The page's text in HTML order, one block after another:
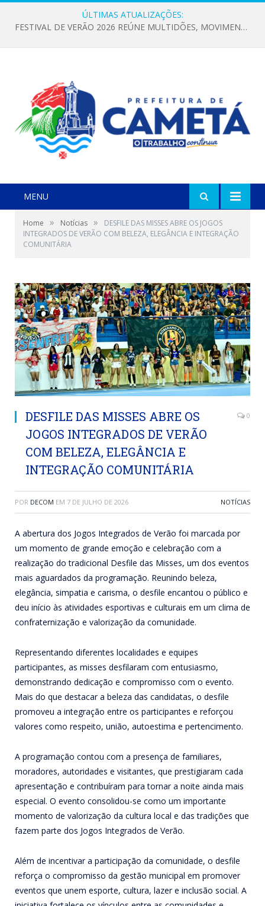
ÚLTIMAS ATUALIZAÇÕES:
FESTIVAL DE VERÃO 2026 REÚNE MULTIDÕES, MOVIMENTA A ECONOMIA E FORTALECE A CULTURA LOCAL
MENU
Home » Notícias »
DESFILE DAS MISSES ABRE OS JOGOS
INTEGRADOS DE VERÃO COM BELEZA, ELEGÂNCIA E INTEGRAÇÃO
COMUNITÁRIA
DESFILE DAS MISSES ABRE OS
JOGOS INTEGRADOS DE VERÃO
COM BELEZA, ELEGÂNCIA E
INTEGRAÇÃO COMUNITÁRIA
0
POR DECOM EM 7 DE JULHO DE 2026 NOTÍCIAS
A abertura dos Jogos Integrados de Verão foi marcada por
um momento de grande emoção e celebração com a
realização do tradicional Desfile das Misses, um dos eventos
mais aguardados da programação. Reunindo beleza,
elegância, simpatia e carisma, o desfile encantou o público e
deu início às atividades esportivas e culturais em um clima de
confraternização e valorização da comunidade.
Representando diferentes localidades e equipes
participantes, as misses desfilaram com entusiasmo,
demonstrando dedicação e compromisso com o evento.
Mais do que destacar a beleza das candidatas, o desfile
promoveu a integração entre os participantes e reforçou
valores como respeito, união, autoestima e pertencimento.
A programação contou com a presença de familiares,
moradores, autoridades e visitantes, que prestigiaram cada
apresentação e contribuíram para tornar a noite ainda mais
especial. O evento consolidou-se como um importante
momento de valorização da cultura local e das tradições que
fazem parte dos Jogos Integrados de Verão.
Além de incentivar a participação da comunidade, o desfile
reforça o compromisso da gestão municipal em promover
eventos que unem esporte, cultura, lazer e inclusão social. A